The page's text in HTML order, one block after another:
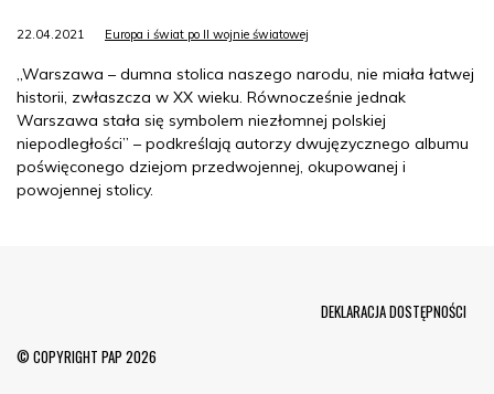
22.04.2021 Europa i świat po II wojnie światowej
„Warszawa – dumna stolica naszego narodu, nie miała łatwej
historii, zwłaszcza w XX wieku. Równocześnie jednak
Warszawa stała się symbolem niezłomnej polskiej
niepodległości” – podkreślają autorzy dwujęzycznego albumu
poświęconego dziejom przedwojennej, okupowanej i
powojennej stolicy.
© COPYRIGHT PAP 2026
DEKLARACJA DOSTĘPNOŚCI